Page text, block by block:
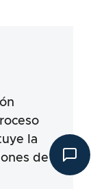
de los
se basan en
o
fabricantes,
siempre
esfuerzos
se ha
la
de